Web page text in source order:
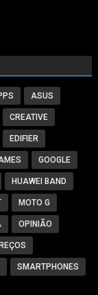
ASUS
CREATIVE
EDIFIER
GOOGLE
HUAWEI BAND
MOTO G
OPINIÃO
SMARTPHONES